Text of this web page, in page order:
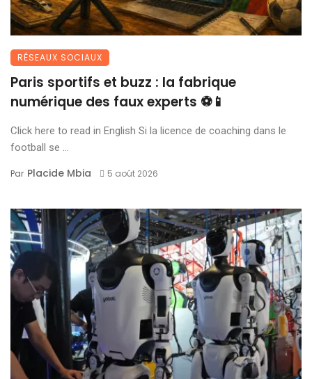
RÉSEAUX SOCIAUX
Paris sportifs et buzz : la fabrique
numérique des faux experts ⚽📱
Click here to read in English Si la licence de coaching dans le
football se ...
Par Placide Mbia 5 août 2026